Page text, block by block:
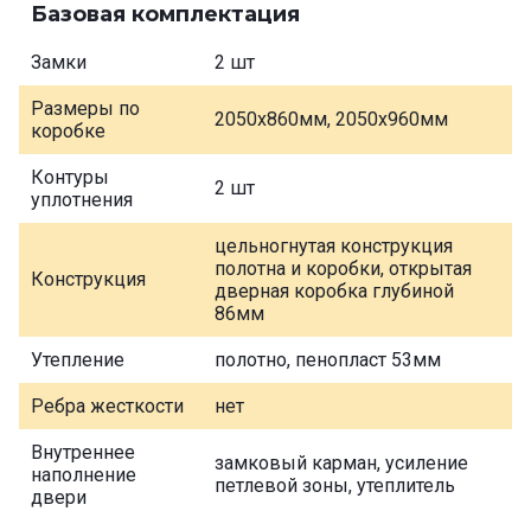
Базовая комплектация
Замки 2 шт
Размеры по
коробке
2050х860мм, 2050х960мм
Контуры
уплотнения
2 шт
Конструкция
цельногнутая конструкция
полотна и коробки, открытая
дверная коробка глубиной
86мм
Утепление полотно, пенопласт 53мм
Ребра жесткости нет
Внутреннее
наполнение
двери
замковый карман, усиление
петлевой зоны, утеплитель